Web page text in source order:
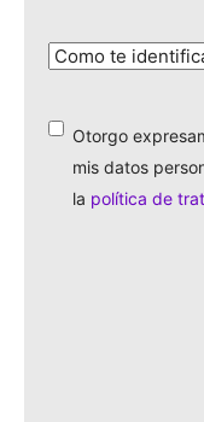
¿Cómo
identificas?
*
Otorgo
mis datos
la política de